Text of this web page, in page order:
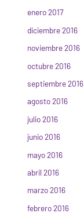
enero 2017
diciembre 2016
noviembre 2016
octubre 2016
septiembre 2016
agosto 2016
julio 2016
junio 2016
mayo 2016
abril 2016
marzo 2016
febrero 2016